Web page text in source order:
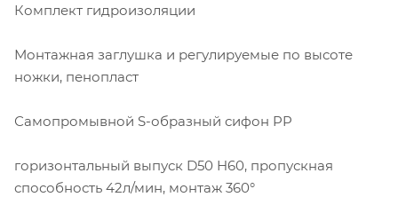
Комплект гидроизоляции
Монтажная заглушка и регулируемые по высоте
ножки, пенопласт
Самопромывной S-образный сифон PP
горизонтальный выпуск D50 H60, пропускная
способность 42л/мин, монтаж 360°